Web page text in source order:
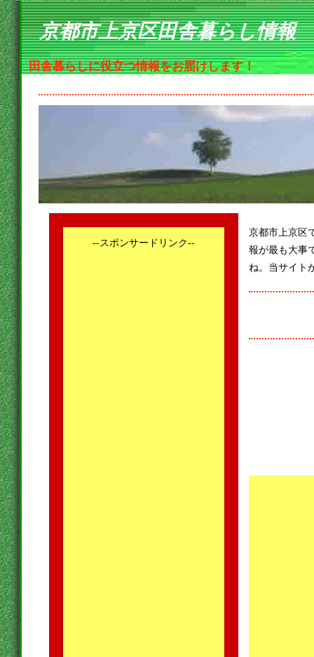
京都市上京区田舎暮らし情報
田舎暮らしに役立つ情報をお届けします！
--スポンサードリンク--
京都市上京区
報が最も大事
ね。当サイト